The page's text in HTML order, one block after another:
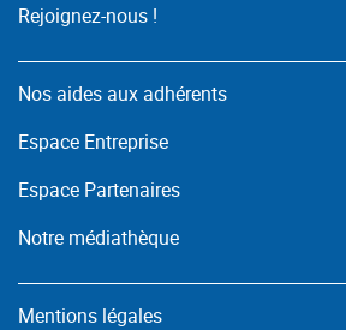
Rejoignez-nous !
Nos aides aux adhérents
Espace Entreprise
Espace Partenaires
Notre médiathèque
Mentions légales